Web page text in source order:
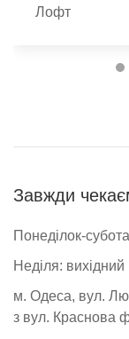
Лофт
Завжди
Понеділок-
Неділя: вихідний
м. Одеса, вул.
з вул. Краснова